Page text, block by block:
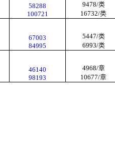
58288
100721
9478/类
16732/类
67003
84995
5447/类
6993/类
46140
98193
4968/章
10677/章